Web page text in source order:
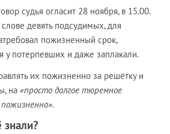
судья огласит 28 ноября, в 15.00.
девять подсудимых, для
пожизненный срок,
у потерпевших и даже заплакали.
их пожизненно за решётку и
на «просто долгое тюремное
.